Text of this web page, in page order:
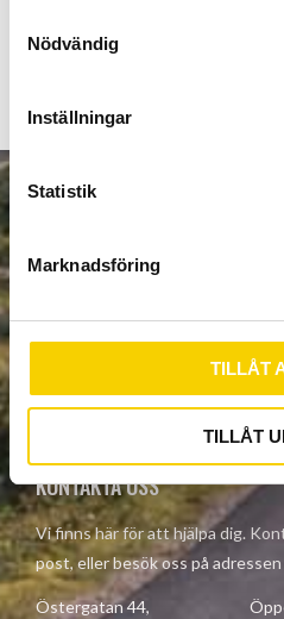
c
k
s
v
a
l
Nödvändig
Inställningar
Statistik
Marknadsföring
TILLÅT
TILLÅT
Your personal information is
privacy
KONTAKTA OSS
Vi finns här för att hjälpa dig.
post, eller besök oss på
Östergatan 44,